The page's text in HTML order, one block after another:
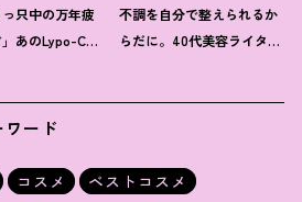
っ只中の万年疲
あのLypo-C新
不調を自分で整えられるか
らだに。40代美容ライター
ワード
コスメ
ベストコスメ